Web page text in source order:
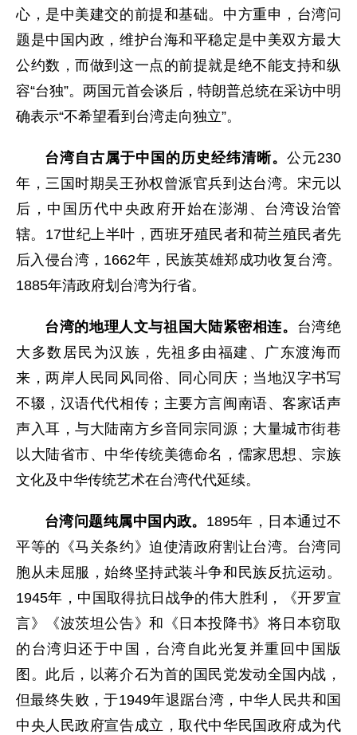
心，是中美建交的前提和基础。中方重申，台湾问
题是中国内政，维护台海和平稳定是中美双方最大
公约数，而做到这一点的前提就是绝不能支持和纵
容“台独”。两国元首会谈后，特朗普总统在采访中明
确表示“不希望看到台湾走向独立”。
台湾自古属于中国的历史经纬清晰。 公元230
年，三国时期吴王孙权曾派官兵到达台湾。宋元以
后，中国历代中央政府开始在澎湖、台湾设治管
辖。17世纪上半叶，西班牙殖民者和荷兰殖民者先
后入侵台湾，1662年，民族英雄郑成功收复台湾。
1885年清政府划台湾为行省。
台湾的地理人文与祖国大陆紧密相连。 台湾绝
大多数居民为汉族，先祖多由福建、广东渡海而
来，两岸人民同风同俗、同心同庆；当地汉字书写
不辍，汉语代代相传；主要方言闽南语、客家话声
声入耳，与大陆南方乡音同宗同源；大量城市街巷
以大陆省市、中华传统美德命名，儒家思想、宗族
文化及中华传统艺术在台湾代代延续。
台湾问题纯属中国内政。 1895年，日本通过不
平等的《马关条约》迫使清政府割让台湾。台湾同
胞从未屈服，始终坚持武装斗争和民族反抗运动。
1945年，中国取得抗日战争的伟大胜利，《开罗宣
言》《波茨坦公告》和《日本投降书》将日本窃取
的台湾归还于中国，台湾自此光复并重回中国版
图。此后，以蒋介石为首的国民党发动全国内战，
但最终失败，于1949年退踞台湾，中华人民共和国
中央人民政府宣告成立，取代中华民国政府成为代